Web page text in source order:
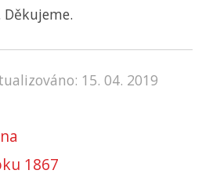
15. 04. 2019
1867